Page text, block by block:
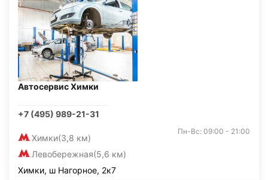
Автосервис Химки
+7 (495) 989-21-31
Химки(3,8 км)
Левобережная(5,6 км)
Пн-Вс: 09:00 - 21:00
Химки, ш Нагорное, 2к7